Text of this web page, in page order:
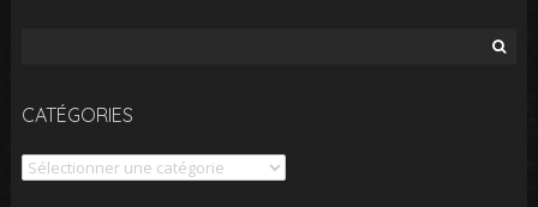
CATÉGORIES
Catégories